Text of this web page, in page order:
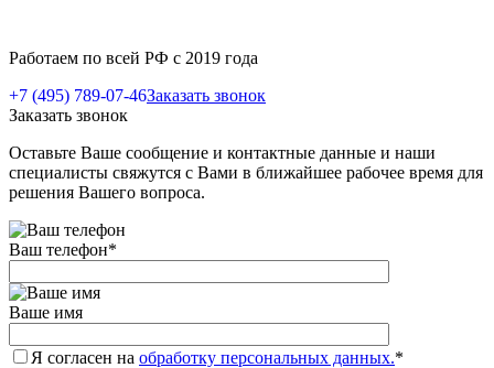
Работаем по всей РФ с 2019 года
+7 (495) 789-07-46Заказать звонок
Заказать звонок
Оставьте Ваше сообщение и контактные данные и наши
специалисты свяжутся с Вами в ближайшее рабочее время для
решения Вашего вопроса.
Ваш телефон*
Ваше имя
Я согласен на обработку персональных данных.*